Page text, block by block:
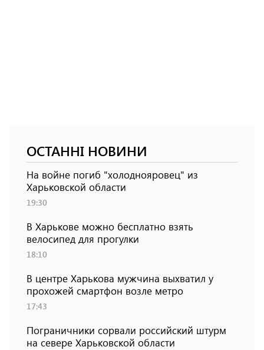
ОСТАННІ НОВИНИ
На войне погиб "холоднояровец" из
Харьковской области
19:30
В Харькове можно бесплатно взять
велосипед для прогулки
18:10
В центре Харькова мужчина выхватил у
прохожей смартфон возле метро
17:43
Пограничники сорвали российский штурм
на севере Харьковской области